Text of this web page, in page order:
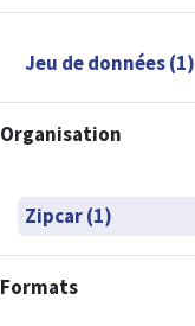
Jeu de données (1)
Organisation
Zipcar (1)
Formats